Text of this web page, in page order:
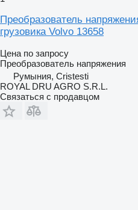
Преобразователь
грузовика Volvo 13658
Цена по запросу
Преобразователь напряжения
Румыния, Cristesti
ROYAL DRU AGRO S.R.L.
Связаться с продавцом